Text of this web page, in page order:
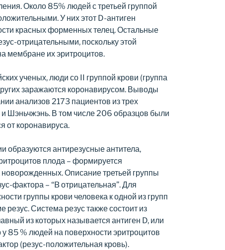
Около 85% людей с третьей группой
У них этот D-антиген
красных форменных телец. Остальные
отрицательными, поскольку этой
мембране их эритроцитов.
ученых, люди со II группой крови (группа
заражаются коронавирусом. Выводы
анализов 2173 пациентов из трех
и Шэньчжэнь. В том числе 206 образцов были
от коронавируса.
образуются антирезусные антитела,
плода – формируется
новорожденных. Описание третьей группы
фактора – “B отрицательная”. Для
группы крови человека к одной из групп
резус. Система резус также состоит из
из которых называется антиген D, или
85 % людей на поверхности эритроцитов
(резус-положительная кровь).